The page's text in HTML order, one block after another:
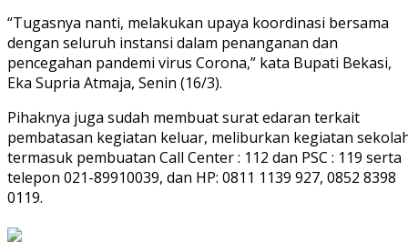
“Tugasnya nanti, melakukan upaya koordinasi bersama
dengan seluruh instansi dalam penanganan dan
pencegahan pandemi virus Corona,” kata Bupati Bekasi,
Eka Supria Atmaja, Senin (16/3).
Pihaknya juga sudah membuat surat edaran terkait
pembatasan kegiatan keluar, meliburkan kegiatan
termasuk pembuatan Call Center : 112 dan PSC : 119 serta
telepon 021-89910039, dan HP: 0811 1139 927, 0852 8398
0119.